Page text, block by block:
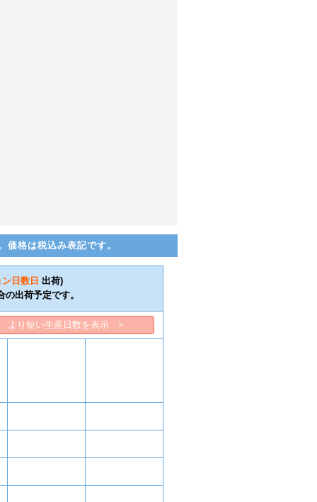
格は税込み表記です。
ン日数 日 出荷)
出荷予定です。
より短い生産日数を表示 >